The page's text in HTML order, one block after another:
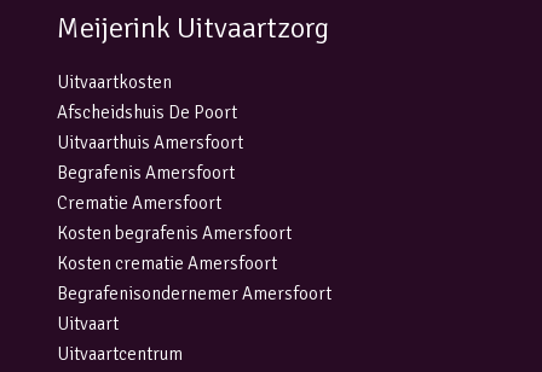
Meijerink Uitvaartzorg
Uitvaartkosten
Afscheidshuis De Poort
Uitvaarthuis Amersfoort
Begrafenis Amersfoort
Crematie Amersfoort
Kosten begrafenis Amersfoort
Kosten crematie Amersfoort
Begrafenisondernemer Amersfoort
Uitvaart
Uitvaartcentrum